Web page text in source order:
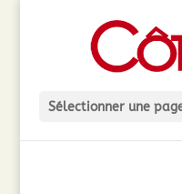
Sélectionner une